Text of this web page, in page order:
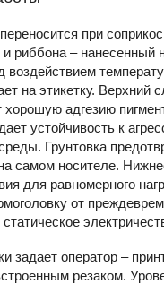
при
и риббона – нанесенный
воздействием
на этикетку. Верхний
хорошую адгезию
устойчивость к
Грунтовка
самом носителе.
для равномерного
от
задает оператор –
резаком.